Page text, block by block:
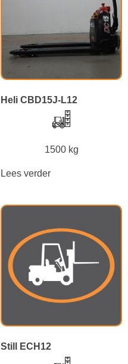
Heli CBD15J-L12
1500 kg
Lees verder
Still ECH12